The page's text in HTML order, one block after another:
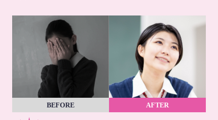
BEFORE AFTER